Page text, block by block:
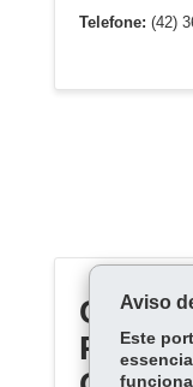
Telefone: (42)
Aviso
Este